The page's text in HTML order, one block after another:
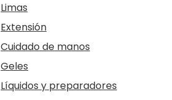
Limas
Extensión
Cuidado de manos
Geles
Líquidos y preparadores